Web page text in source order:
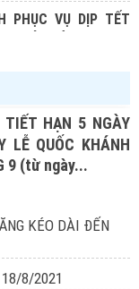
PHỤC VỤ DỊP TẾT
HẠN 5 NGÀY
LỄ QUỐC KHÁNH
9 (từ ngày...
KÉO DÀI ĐẾN
18/8/2021